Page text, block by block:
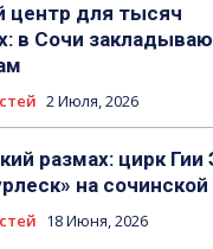
центр для тысяч
в Сочи
2 Июля, 2026
размах: цирк Гии
на сочинской
18 Июня, 2026